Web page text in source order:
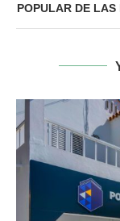
POPULAR DE LAS